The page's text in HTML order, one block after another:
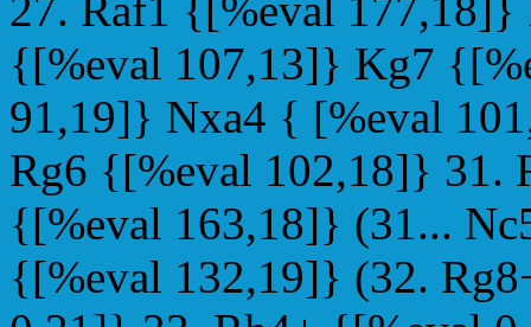
{[%eval 107,13]} Kg7
91,19]} Nxa4 { [%eval
Rg6 {[%eval 102,18]} 31.
{[%eval 163,18]} (31...
{[%eval 132,19]} (32.